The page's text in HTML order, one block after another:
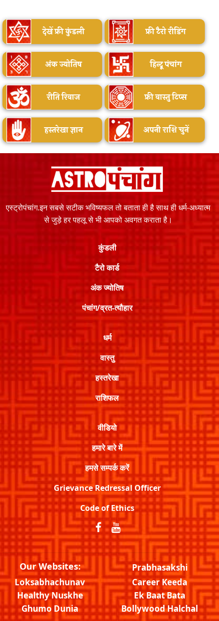
देखें फ्री कुंडली फ्री टैरो रीडिंग
अंक ज्योतिष हिन्दू पंचांग
रीति रिवाज फ्री वास्तु टिप्स
हस्तरेखा ज्ञान अपनी राशि चुनें
एस्ट्रोपंचांग.इन सबसे सटीक भविष्यफल तो बताता ही है साथ ही धर्म-अध्यात्म
से जुड़े हर पहलू से भी आपको अवगत कराता है।
कुंडली
टैरो कार्ड
अंक ज्योतिष
पंचांग/व्रत-त्यौहार
धर्म
वास्तु
हस्तरेखा
राशिफल
वीडियो
हमारे बारे में
हमसे सम्पर्क करें
Grievance Redressal Officer
Code of Ethics
Our Websites:
Prabhasakshi
Loksabhachunav
Career Keeda
Healthy Nuskhe
Ek Baat Bata
Ghumo Dunia
Bollywood Halchal